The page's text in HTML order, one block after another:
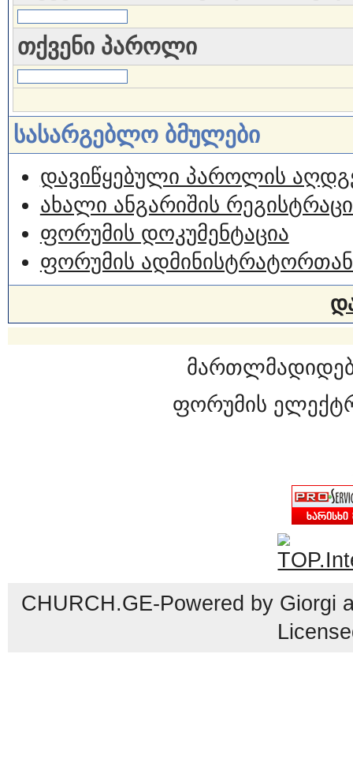
თქვენი პაროლი
სასარგებლო ბმულები
დავიწყებული პაროლის
ახალი ანგარიშის
ფორუმის დოკუმენტაცია
ფორუმის ადმინისტრატორთან
ფორუმის
CHURCH.GE-Powered by Giorgi